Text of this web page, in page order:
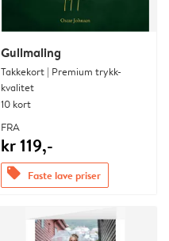
Gullmaling
Takkekort | Premium trykk-
kvalitet
10 kort
FRA
kr 119,-
offers Faste lave priser